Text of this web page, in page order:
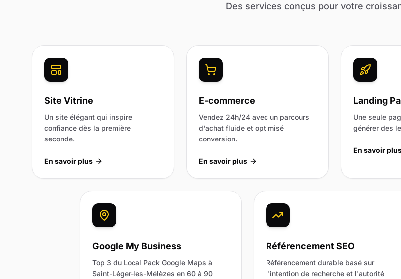
Des services conçus pour votre
Site Vitrine
Un site élégant qui inspire
confiance dès la première
seconde.
En savoir plus
E-commerce
Vendez 24h/24 avec un parcours
d'achat fluide et optimisé
conversion.
En savoir plus
Landing
Une seule
générer des
En savoir plus
Google My Business
Top 3 du Local Pack Google Maps à
Saint-Léger-les-Mélèzes en 60 à 90
Référencement SEO
Référencement durable basé sur
l'intention de recherche et l'autorité